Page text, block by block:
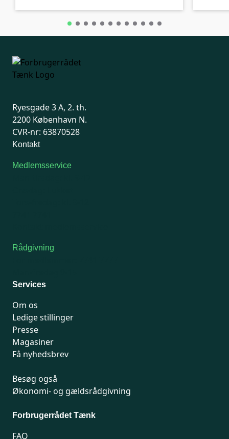
Ryesgade 3 A, 2. th.
2200 København N.
CVR-nr: 63870528
Kontakt
Medlemsservice
Rådgivning
Services
Om os
Ledige stillinger
Presse
Magasiner
Få nyhedsbrev
Besøg også
Økonomi- og gældsrådgivning
Forbrugerrådet Tænk
FAQ